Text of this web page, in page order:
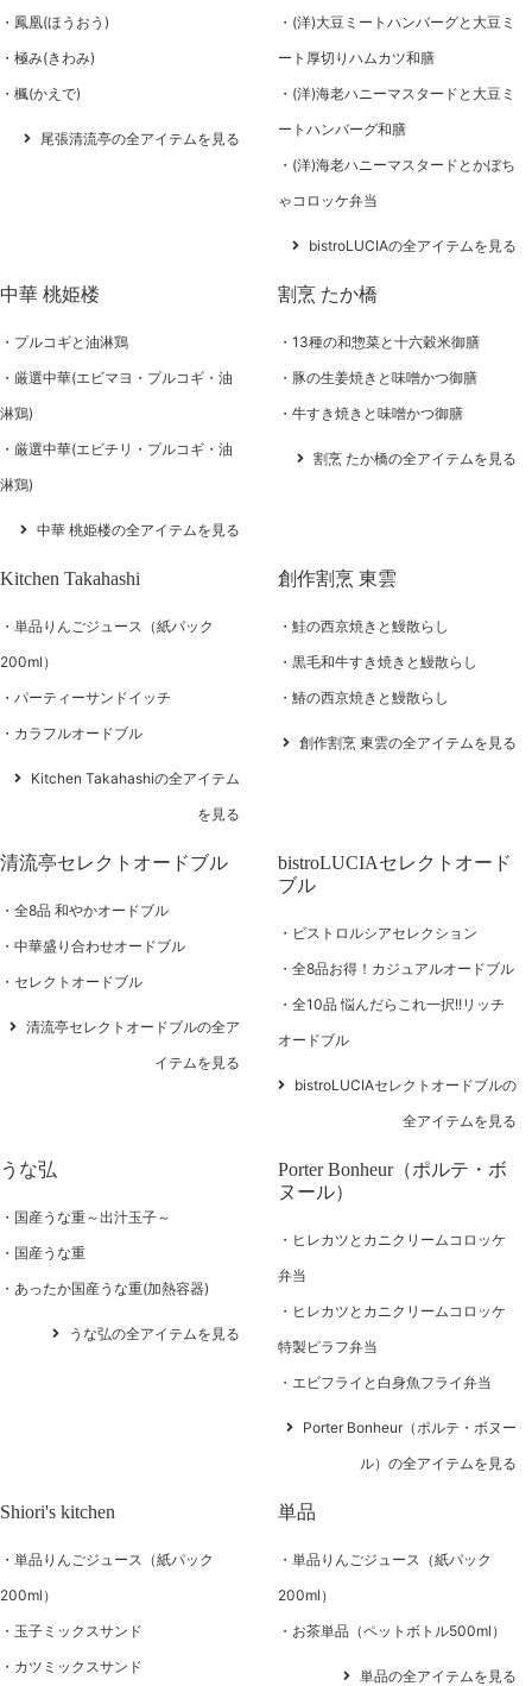
鳳凰(ほうおう)
極み(きわみ)
楓(かえで)
尾張清流亭の全アイテムを見る
(洋)大豆ミートハンバーグと大豆ミ
ート厚切りハムカツ和膳
(洋)海老ハニーマスタードと大豆ミ
ートハンバーグ和膳
(洋)海老ハニーマスタードとかぼち
ゃコロッケ弁当
bistroLUCIAの全アイテムを見る
中華 桃姫楼
プルコギと油淋鶏
厳選中華(エビマヨ・プルコギ・油
淋鶏)
厳選中華(エビチリ・プルコギ・油
淋鶏)
中華 桃姫楼の全アイテムを見る
割烹 たか橋
13種の和惣菜と十六穀米御膳
豚の生姜焼きと味噌かつ御膳
牛すき焼きと味噌かつ御膳
割烹 たか橋の全アイテムを見る
Kitchen Takahashi
単品りんごジュース（紙パック
200ml）
パーティーサンドイッチ
カラフルオードブル
Kitchen Takahashiの全アイテム
を見る
創作割烹 東雲
鮭の西京焼きと鰻散らし
黒毛和牛すき焼きと鰻散らし
鰆の西京焼きと鰻散らし
創作割烹 東雲の全アイテムを見る
清流亭セレクトオードブル
全8品 和やかオードブル
中華盛り合わせオードブル
セレクトオードブル
清流亭セレクトオードブルの全ア
イテムを見る
bistroLUCIAセレクトオード
ブル
ビストロルシアセレクション
全8品お得！カジュアルオードブル
全10品 悩んだらこれ一択!!リッチ
オードブル
bistroLUCIAセレクトオードブルの
全アイテムを見る
うな弘
国産うな重～出汁玉子～
国産うな重
あったか国産うな重(加熱容器)
うな弘の全アイテムを見る
Porter Bonheur（ポルテ・ボ
ヌール）
ヒレカツとカニクリームコロッケ
弁当
ヒレカツとカニクリームコロッケ
特製ピラフ弁当
エビフライと白身魚フライ弁当
Porter Bonheur（ポルテ・ボヌー
ル）の全アイテムを見る
Shiori's kitchen
単品りんごジュース（紙パック
200ml）
玉子ミックスサンド
カツミックスサンド
単品
単品りんごジュース（紙パック
200ml）
お茶単品（ペットボトル500ml）
単品の全アイテムを見る